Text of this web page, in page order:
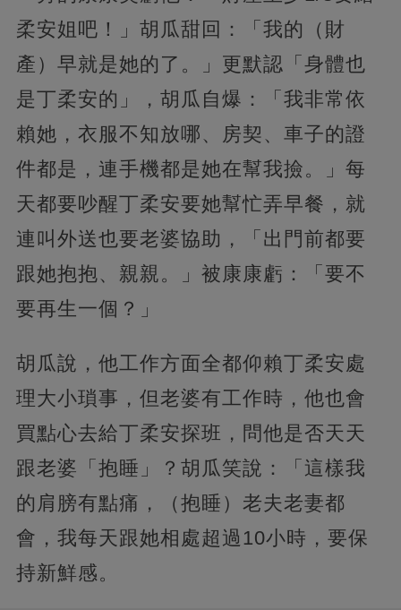
柔安姐吧！」胡瓜甜回：「我的（財
產）早就是她的了。」更默認「身體也
是丁柔安的」，胡瓜自爆：「我非常依
賴她，衣服不知放哪、房契、車子的證
件都是，連手機都是她在幫我撿。」每
天都要吵醒丁柔安要她幫忙弄早餐，就
連叫外送也要老婆協助，「出門前都要
跟她抱抱、親親。」被康康虧：「要不
要再生一個？」
胡瓜說，他工作方面全都仰賴丁柔安處
理大小瑣事，但老婆有工作時，他也會
買點心去給丁柔安探班，問他是否天天
跟老婆「抱睡」？胡瓜笑說：「這樣我
的肩膀有點痛，（抱睡）老夫老妻都
會，我每天跟她相處超過10小時，要保
持新鮮感。